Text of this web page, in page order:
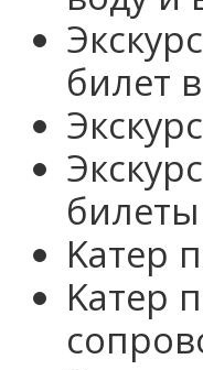
билет
Kатер
Kатер